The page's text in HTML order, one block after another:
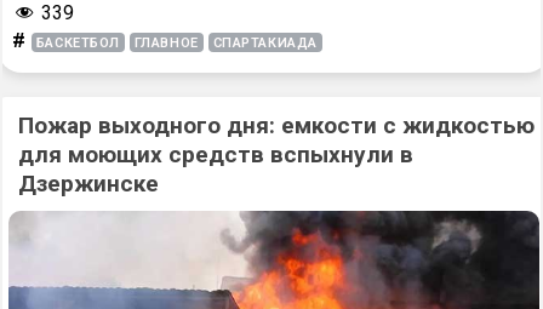
339
# БАСКЕТБОЛ ГЛАВНОЕ СПАРТАКИАДА
Пожар выходного дня: емкости с жидкостью
для моющих средств вспыхнули в
Дзержинске